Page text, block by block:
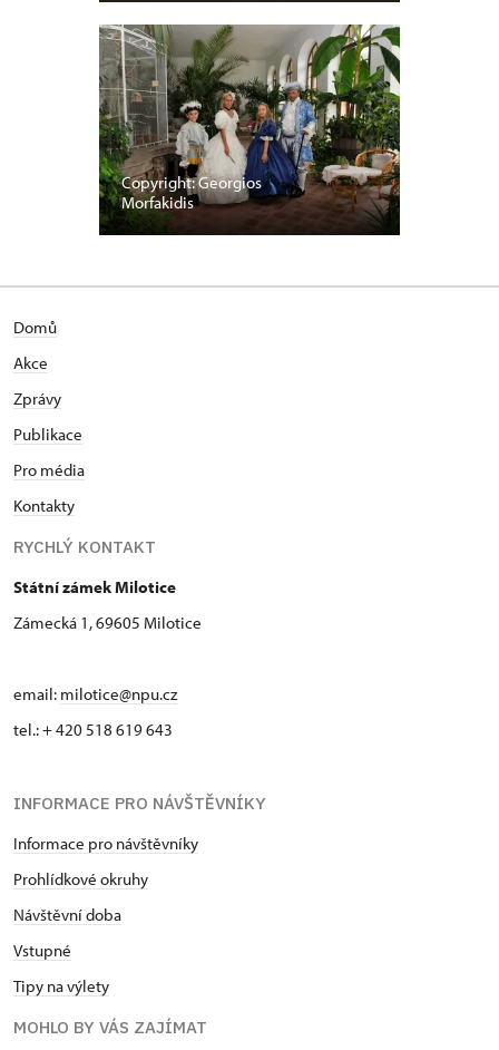
Copyright: Georgios
Morfakidis
Domů
Akce
Zprávy
Publikace
Pro média
Kontakty
RYCHLÝ KONTAKT
Státní zámek Milotice
Zámecká 1, 69605 Milotice
email: milotice@npu.cz
tel.: + 420 518 619 643
INFORMACE PRO NÁVŠTĚVNÍKY
Informace pro návštěvníky
Prohlídkové okruhy
Návštěvní doba
Vstupné
Tipy na výlety
MOHLO BY VÁS ZAJÍMAT